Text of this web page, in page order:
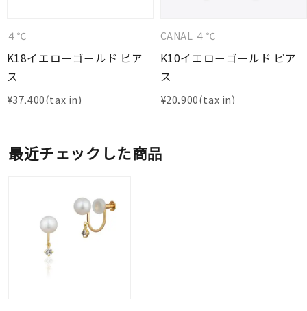
４℃
K18イエローゴールド ピア
ス
¥37,400
CANAL ４℃
K10イエローゴールド ピア
ス
¥20,900
最近チェックした商品